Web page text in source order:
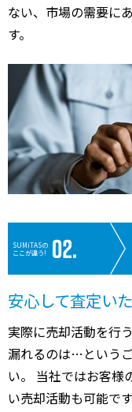
ない、市場の需要に
す。
SUMiTASの
ここが違う!
安心して査定い
実際に売却活動を行
漏れるのは…という
い。 当社ではお客様
い売却活動も可能です